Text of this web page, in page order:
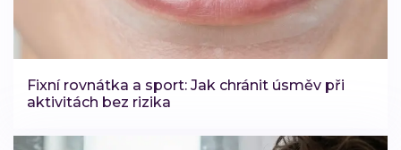
Fixní rovnátka a sport: Jak chránit úsměv při
aktivitách bez rizika